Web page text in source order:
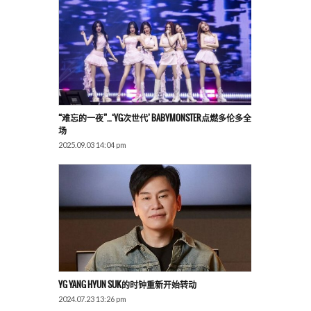
“难忘的一夜”…‘YG次世代’ BABYMONSTER点燃多伦多全
场
2025.09.03 14:04 pm
YG YANG HYUN SUK的时钟重新开始转动
2024.07.23 13:26 pm